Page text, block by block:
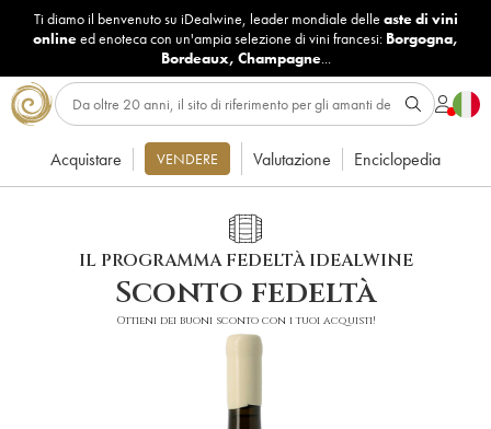
Ti diamo il benvenuto su iDealwine, leader mondiale delle aste di vini
onlineed enoteca con un'ampia selezione di vini francesi: Borgogna,
Bordeaux, Champagne...
Acquistare VENDERE Valutazione Enciclopedia
IL PROGRAMMA FEDELTÀ IDEALWINE
Sconto fedeltà
Ottieni dei buoni sconto con i tuoi acquisti!